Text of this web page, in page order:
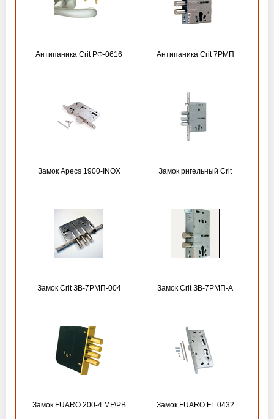
Антипаника Crit РФ-0616 Антипаника Crit 7РМП
Замок Apecs 1900-INOX Замок ригельный Crit
Замок Crit ЗВ-7РМП-004 Замок Crit ЗВ-7РМП-А
Замок FUARO 200-4 MF\РВ Замок FUARO FL 0432